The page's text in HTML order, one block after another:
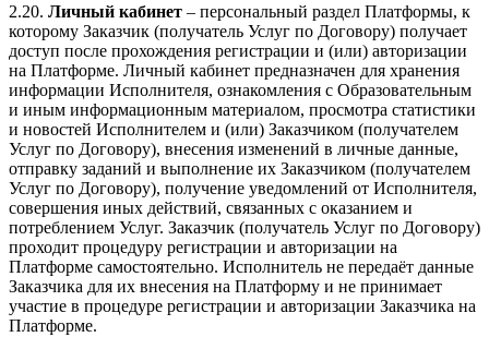
2.20. Личный кабинет – персональный раздел Платформы, к
которому Заказчик (получатель Услуг по Договору) получает
доступ после прохождения регистрации и (или) авторизации
на Платформе. Личный кабинет предназначен для хранения
информации Исполнителя, ознакомления с Образовательным
и иным информационным материалом, просмотра статистики
и новостей Исполнителем и (или) Заказчиком (получателем
Услуг по Договору), внесения изменений в личные данные,
отправку заданий и выполнение их Заказчиком (получателем
Услуг по Договору), получение уведомлений от Исполнителя,
совершения иных действий, связанных с оказанием и
потреблением Услуг. Заказчик (получатель Услуг по Договору)
проходит процедуру регистрации и авторизации на
Платформе самостоятельно. Исполнитель не передаёт данные
Заказчика для их внесения на Платформу и не принимает
участие в процедуре регистрации и авторизации Заказчика на
Платформе.